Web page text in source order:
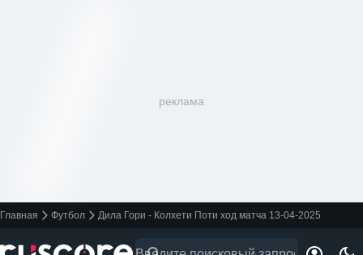
реклама
Главная Футбол Дила Гори - Колхети Поти ход матча 13-04-2025